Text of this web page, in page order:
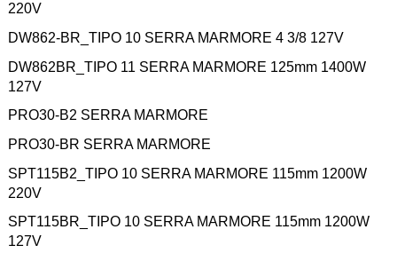
220V
DW862-BR_TIPO 10 SERRA MARMORE 4 3/8 127V
DW862BR_TIPO 11 SERRA MARMORE 125mm 1400W
127V
PRO30-B2 SERRA MARMORE
PRO30-BR SERRA MARMORE
SPT115B2_TIPO 10 SERRA MARMORE 115mm 1200W
220V
SPT115BR_TIPO 10 SERRA MARMORE 115mm 1200W
127V